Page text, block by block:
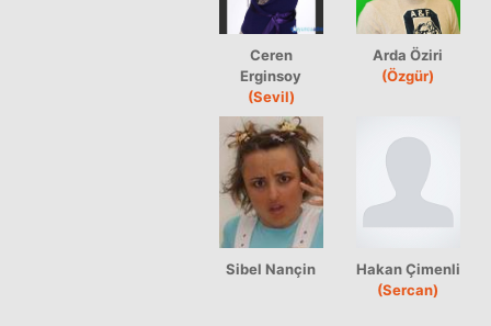
Ceren
Erginsoy
(Sevil)
Arda Öziri
(Özgür)
Sibel Nançin
Hakan Çimenli
(Sercan)